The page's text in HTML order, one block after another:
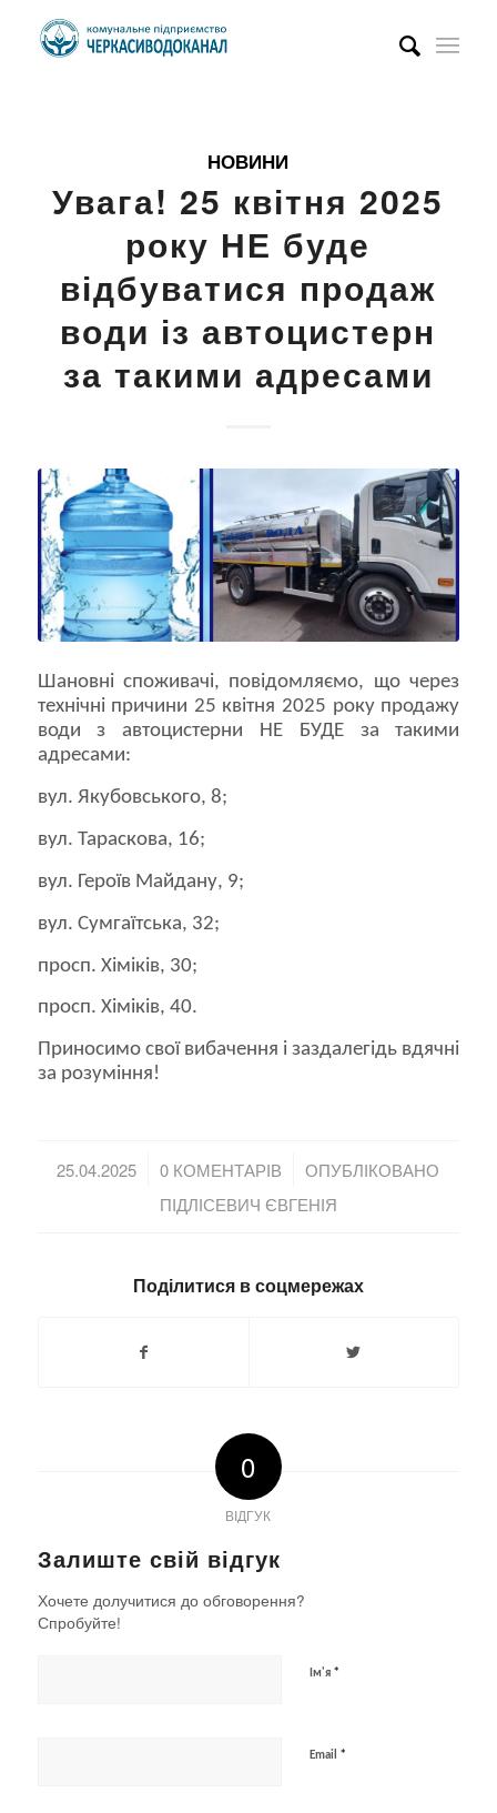
НОВИНИ
Увага! 25 квітня 2025
року НЕ буде
відбуватися продаж
води із автоцистерн
за такими адресами
Шановні споживачі, повідомляємо, що через
технічні причини 25 квітня 2025 року продажу
води з автоцистерни НЕ БУДЕ за такими
адресами:
вул. Якубовського, 8;
вул. Тараскова, 16;
вул. Героїв Майдану, 9;
вул. Сумгаїтська, 32;
просп. Хіміків, 30;
просп. Хіміків, 40.
Приносимо свої вибачення і заздалегідь вдячні
за розуміння!
25.04.2025
/ 0 КОМЕНТАРІВ
/
ОПУБЛІКОВАНО
ПІДЛІСЕВИЧ ЄВГЕНІЯ
Поділитися в соцмережах
0
ВІДГУК
Залиште свій відгук
Хочете долучитися до обговорення?
Спробуйте!
Ім'я *
Email *